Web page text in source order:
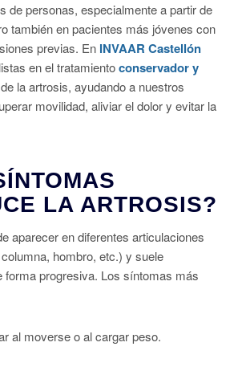
de personas, especialmente a partir de
también en pacientes más jóvenes con
previas. En INVAAR Castellón
en el tratamientoconservador y
la artrosis, ayudando a nuestros
movilidad, aliviar el dolor y evitar la
LA ARTROSIS?
aparecer en diferentes articulaciones
hombro, etc.) y suele
forma progresiva. Los síntomas más
al moverse o al cargar peso.